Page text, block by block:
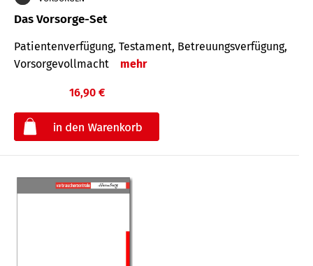
Das Vorsorge-Set
Patienten­ver­fügung, Testa­ment, Be­treuungs­verfü­gung,
Vor­sorge­voll­macht
mehr
16,90 €